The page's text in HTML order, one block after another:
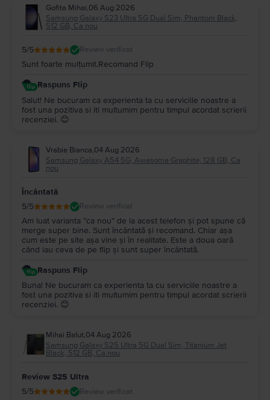
Gofita Mihai,06 Aug 2026
Samsung Galaxy S23 Ultra 5G Dual Sim, Phantom Black,
512 GB, Ca nou
5/5 Review verificat
Sunt foarte mulțumit.Recomand Flip
Raspuns Flip
Salut! Ne bucuram ca experienta ta cu serviciile noastre a
fost una pozitiva si iti multumim pentru timpul acordat scrierii
recenziei. 😊
Vrabie Bianca,04 Aug 2026
Samsung Galaxy A54 5G, Awesome Graphite, 128 GB, Ca
nou
Încântată
5/5 Review verificat
Am luat varianta ”ca nou” de la acest telefon și pot spune că
merge super bine. Sunt încântată și recomand. Chiar așa
cum este pe site așa vine și în realitate. Este a doua oară
când iau ceva de pe flip și sunt super încântată.
Raspuns Flip
Buna! Ne bucuram ca experienta ta cu serviciile noastre a
fost una pozitiva si iti multumim pentru timpul acordat scrierii
recenziei. 😊
Mihai Balut,04 Aug 2026
Samsung Galaxy S25 Ultra 5G Dual Sim, Titanium Jet
Black, 512 GB, Ca nou
Review S25 Ultra
5/5 Review verificat